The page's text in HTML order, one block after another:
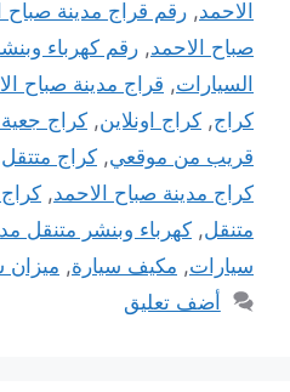
الاحمد, رقم قراج مدينة صباح
صباح الاحمد, رقم كهرباء
السيارات, قراج مدينة صباح
كراج, كراج اونلاين, كراج
قريب من موقعي, كراج متتقل
كراج مدينة صباح الاحمد,
متنقل, كهرباء وبنشر متنقل
سيارات, مكيف سيارة, ميزان
أضف تعليق